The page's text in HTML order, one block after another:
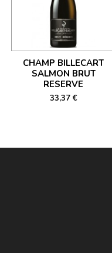
CHAMP BILLECART
SALMON BRUT
RESERVE
33,37 €